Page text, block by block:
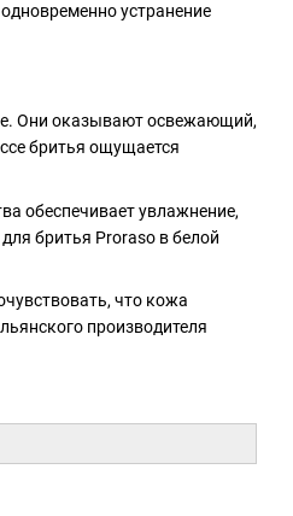
устранение
Они оказывают освежающий,
бритья ощущается
обеспечивает увлажнение,
бритья Proraso в белой
что кожа
производителя